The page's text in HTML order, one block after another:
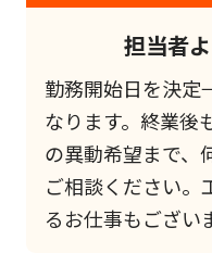
担当者
勤務開始日を決
なります。終業後
の異動希望まで、
ご相談ください。
るお仕事もござい